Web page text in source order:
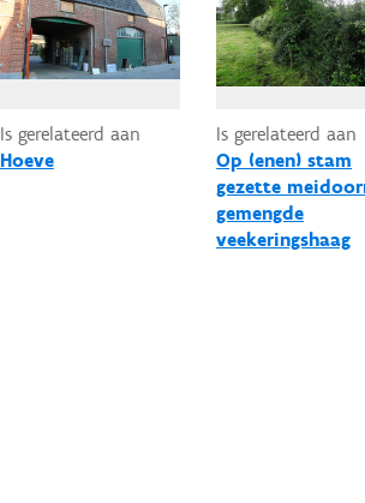
Is gerelateerd aan
Hoeve
Is gerelateerd aan
Op (enen) stam
gezette
gemengde
veekeringshaag